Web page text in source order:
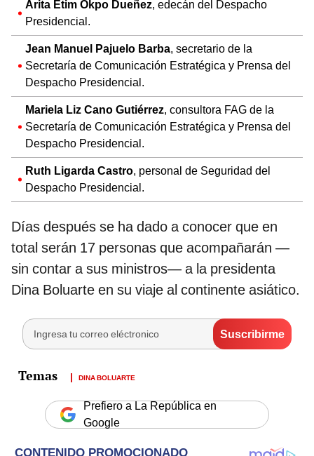
Arita Etim Okpo Dueñez, edecán del Despacho
Presidencial.
Jean Manuel Pajuelo Barba, secretario de la
Secretaría de Comunicación Estratégica y Prensa del
Despacho Presidencial.
Mariela Liz Cano Gutiérrez, consultora FAG de la
Secretaría de Comunicación Estratégica y Prensa del
Despacho Presidencial.
Ruth Ligarda Castro, personal de Seguridad del
Despacho Presidencial.
Días después se ha dado a conocer que en
total serán 17 personas que acompañarán —
sin contar a sus ministros— a la presidenta
Dina Boluarte en su viaje al continente asiático.
DINA BOLUARTE
Prefiero a La República en
Google